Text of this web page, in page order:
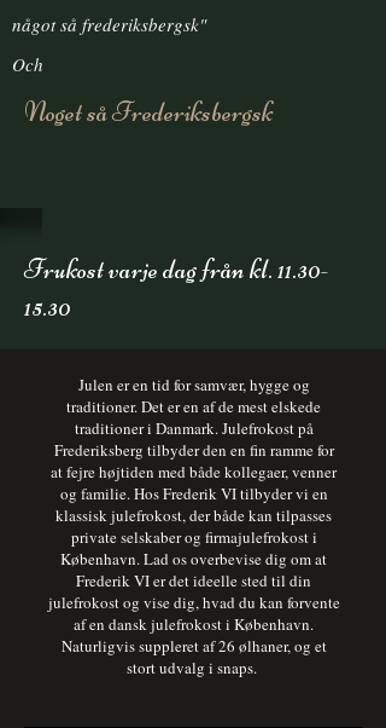
något så frederiksbergsk"
Och
Noget så Frederiksbergsk
Frukost varje dag från kl.11.30-
15.30
Julen er en tid for samvær, hygge og
traditioner. Det er en af de mest elskede
traditioner i Danmark. Julefrokost på
Frederiksberg tilbyder den en fin ramme for
at fejre højtiden med både kollegaer, venner
og familie. Hos Frederik VI tilbyder vi en
klassisk julefrokost, der både kan tilpasses
private selskaber og firmajulefrokost i
København. Lad os overbevise dig om at
Frederik VI er det ideelle sted til din
julefrokost og vise dig, hvad du kan forvente
af en dansk julefrokost i København.
Naturligvis suppleret af 26 ølhaner, og et
stort udvalg i snaps.